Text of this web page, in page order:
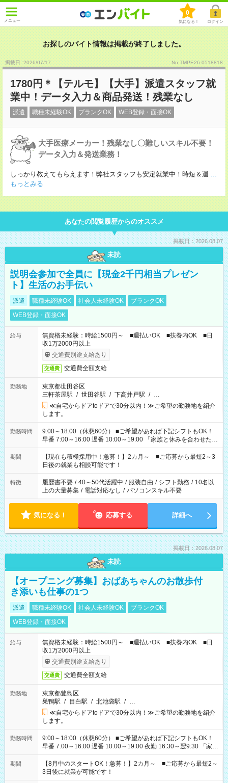
メニュー
0
気になる！ ログイン
お探しのバイト情報は掲載が終了しました。
掲載日 :2026/07/17 No.TMPE26-0518818
1780円＊【テルモ】【大手】派遣スタッフ就
業中！データ入力＆商品発送！残業なし
派遣 職種未経験OK ブランクOK WEB登録・面接OK
大手医療メーカー！残業なし〇難しいスキル不要！
データ入力＆発送業務！
しっかり教えてもらえます！弊社スタッフも安定就業中！時短＆週 ...
もっとみる
あなたの閲覧履歴からのオススメ
掲載日：2026.08.07
未読
説明会参加で全員に【現金2千円相当プレゼン
ト】生活のお手伝い
派遣 職種未経験OK 社会人未経験OK
ブランクOK
WEB登録・面接OK
給与
無資格未経験：時給1500円～ ■週払いOK ■扶養内OK ■日
収1万2000円以上
交通費別途支給あり
交通費 交通費全額支給
勤務地
東京都世田谷区
三軒茶屋駅 / 世田谷駅 / 下高井戸駅 / …
≪自宅からドアtoドアで30分以内！≫ご希望の勤務地を紹介
します。
勤務時間
9:00～18:00（休憩60分） ■ご希望があれば下記シフトもOK！
早番 7:00～16:00 遅番 10:00～19:00 「家族と休みを合わせた
い」 「余裕を持って夕飯の準備がしたい」 「できれば残業はし
たくない」 など、ご希望を教えてくださいね。 ※Wワーク希望
の方へ 今ご覧のお仕事で希望する勤務時間と、もう1つのお仕事
の勤務時間。 合計で週40時間を超える場合は応募できません。
期間
【現在も積極採用中！急募！】2カ月～ ■ご応募から最短2～3
日後の就業も相談可能です！
特徴 履歴書不要 / 40～50代活躍中 / 服装自由 / シフト勤務 / 10名以
上の大量募集 / 電話対応なし / パソコンスキル不要
気になる！ 応募する 詳細へ
掲載日：2026.08.07
未読
【オープニング募集】おばあちゃんのお散歩付
き添いも仕事の1つ
派遣 職種未経験OK 社会人未経験OK
ブランクOK
WEB登録・面接OK
給与
無資格未経験：時給1500円～ ■週払いOK ■扶養内OK ■日
収1万2000円以上
交通費別途支給あり
交通費 交通費全額支給
勤務地
東京都豊島区
巣鴨駅 / 目白駅 / 北池袋駅 / …
≪自宅からドアtoドアで30分以内！≫ご希望の勤務地を紹介
します。
勤務時間
9:00～18:00（休憩60分） ■ご希望があれば下記シフトもOK！
早番 7:00～16:00 遅番 10:00～19:00 夜勤 16:30～翌9:30 「家族
と休みを合わせたい」 「余裕を持って夕飯の準備がしたい」
「できれば残業はしたくない」 など、ご希望を教えてください
ね。 ※Wワーク希望の方へ 今ご覧のお仕事で希望する勤務時間
と、もう1つのお仕事の勤務時間。 合計で週40時間を超える場
期間
【8月中のスタートOK！急募！】2カ月～ ■ご応募から最短2～
3日後に就業が可能です！